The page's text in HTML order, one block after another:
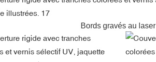
Bords gravés au laser